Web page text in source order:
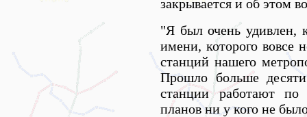
закрывается и об этом
"Я был очень удивлен,
имени, которого вовсе
станций нашего
Прошло больше
станции работают по
планов ни у кого не